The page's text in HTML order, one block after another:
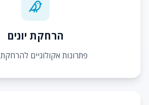
הרחקת יונים
פתרונות אקולוגיים להרחקת